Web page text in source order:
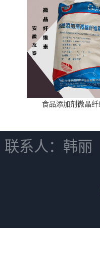
食品添加剂微晶纤
联系人：韩丽